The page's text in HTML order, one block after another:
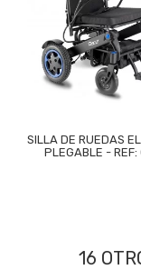
SILLA DE RUEDAS
PLEGABLE - REF:
16